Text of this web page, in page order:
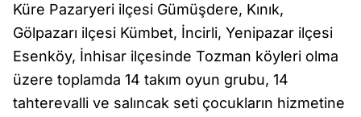
Küre Pazaryeri ilçesi Gümüşdere, Kınık,
Gölpazarı ilçesi Kümbet, İncirli, Yenipazar ilçesi
Esenköy, İnhisar ilçesinde Tozman köyleri olma
üzere toplamda 14 takım oyun grubu, 14
tahterevalli ve salıncak seti çocukların hizmetine